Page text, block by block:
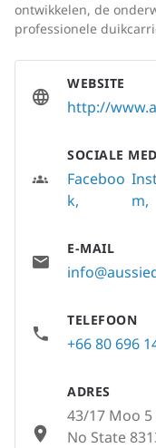
ontwikkelen, de
professionele
WEBSITE
http://
SOCIALE
Faceboo
k
m
E-MAIL
TELEFOON
+66 80 696
ADRES
43/17 Moo 5
No State